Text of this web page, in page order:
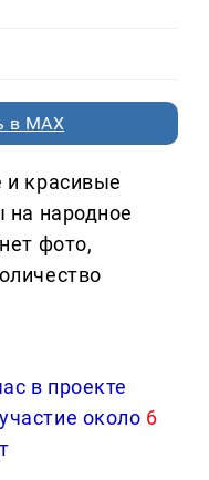
в MAX
красивые
на народное
фото,
в проекте
около 6